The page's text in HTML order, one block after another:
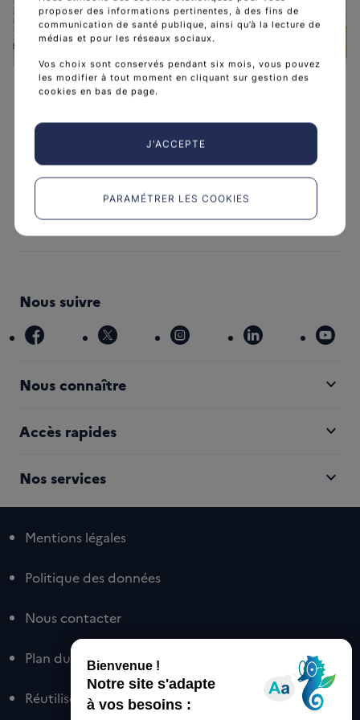
Leaflet |©OpenStreetMapcontributors
L'Institut national du cancer est l’agence d'expertise
sanitaire et scientifique en cancérologie de l’État.
arrow_forward
Nous suivre
facebook x instagram linkedin
Nous connaître expand_more
Accès rapides expand_more
Nos services expand_more
Mentions légales
Politique des données
Nous contacter
Plan du site
Réutiliser nos contenus
proposer des informations pertinentes, à des fins de
communication de santé publique, ainsi qu’à la lecture de
médias et pour les réseaux sociaux.
Vos choix sont conservés pendant six mois, vous pouvez
les modifier à tout moment en cliquant sur gestion des
cookies en bas de page.
J'ACCEPTE
PARAMÉTRER LES COOKIES